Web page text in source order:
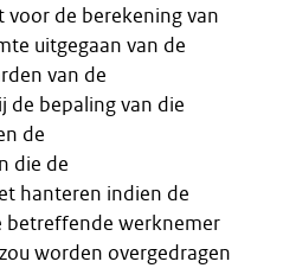
voor de berekening van
uitgegaan van de
van de
de bepaling van die
de
die de
hanteren indien de
betreffende werknemer
worden overgedragen